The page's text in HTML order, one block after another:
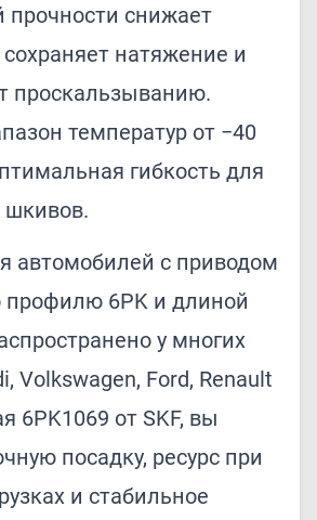
снижает
натяжение и
проскальзыванию.
температур от −40
гибкость для
автомобилей с приводом
профилю 6PK и длиной
у многих
Volkswagen, Ford, Renault
6PK1069 от SKF, вы
посадку, ресурс при
и стабильное